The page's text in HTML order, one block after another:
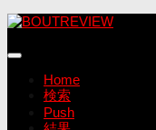
コ
テ
Home
検索
Push